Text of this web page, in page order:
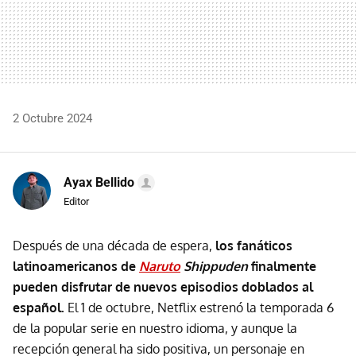
2 Octubre 2024
Ayax Bellido
Editor
Después de una década de espera, los fanáticos
latinoamericanos de NarutoShippudenfinalmente
pueden disfrutar de nuevos episodios doblados al
español. El 1 de octubre, Netflix estrenó la temporada 6
de la popular serie en nuestro idioma, y aunque la
recepción general ha sido positiva, un personaje en